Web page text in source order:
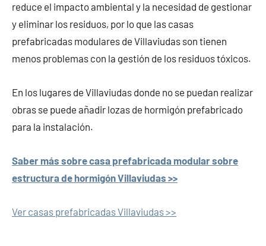
reduce el impacto ambiental y la necesidad de gestionar
y eliminar los residuos, por lo que las casas
prefabricadas modulares de Villaviudas son tienen
menos problemas con la gestión de los residuos tóxicos.
En los lugares de Villaviudas donde no se puedan realizar
obras se puede añadir lozas de hormigón prefabricado
para la instalación.
Saber más sobre casa prefabricada modular sobre
estructura de hormigón Villaviudas >>
Ver casas prefabricadas Villaviudas >>